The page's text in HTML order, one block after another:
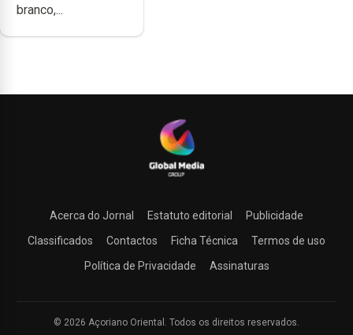
branco,...
Acerca do Jornal Estatuto editorial
Publicidade
Classificados
Contactos Ficha Técnica
Termos de uso
Política de Privacidade
Assinaturas
© 2026 Açoriano Oriental. Todos os direitos reservados.